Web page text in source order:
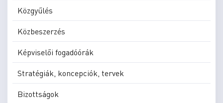
Közgyűlés
Közbeszerzés
Képviselői fogadóórák
Stratégiák, koncepciók, tervek
Bizottságok